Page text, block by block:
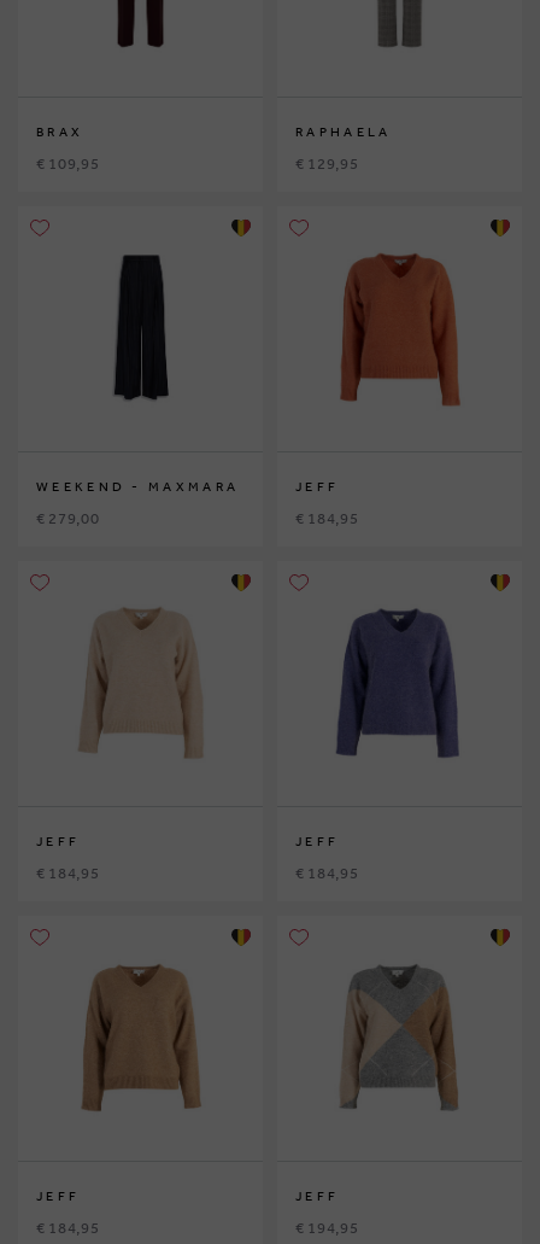
BRAX
€ 109,95
RAPHAELA
€ 129,95
WEEKEND - MAXMARA
€ 279,00
JEFF
€ 184,95
JEFF
€ 184,95
JEFF
€ 184,95
JEFF
€ 184,95
JEFF
€ 194,95